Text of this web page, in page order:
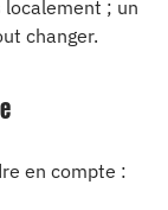
localement ; un
changer.
en compte :